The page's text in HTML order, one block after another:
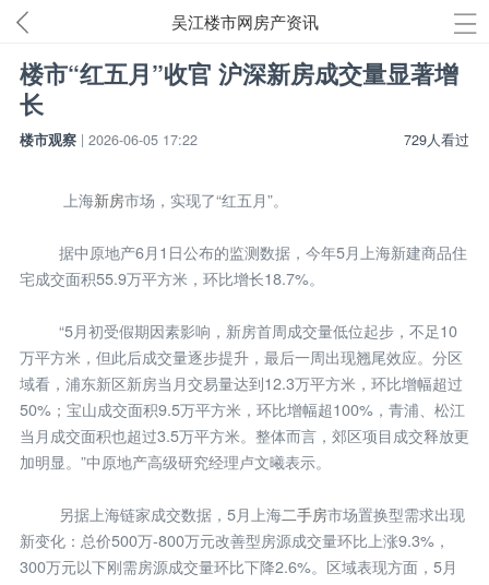
吴江楼市网房产资讯
楼市“红五月”收官 沪深新房成交量显著增
长
729人看过
楼市观察 | 2026-06-05 17:22
上海新房市场，实现了“红五月”。
据中原地产6月1日公布的监测数据，今年5月上海新建商品住
宅成交面积55.9万平方米，环比增长18.7%。
“5月初受假期因素影响，新房首周成交量低位起步，不足10
万平方米，但此后成交量逐步提升，最后一周出现翘尾效应。分区
域看，浦东新区新房当月交易量达到12.3万平方米，环比增幅超过
50%；宝山成交面积9.5万平方米，环比增幅超100%，青浦、松江
当月成交面积也超过3.5万平方米。整体而言，郊区项目成交释放更
加明显。”中原地产高级研究经理卢文曦表示。
另据上海链家成交数据，5月上海二手房市场置换型需求出现
新变化：总价500万-800万元改善型房源成交量环比上涨9.3%，
300万元以下刚需房源成交量环比下降2.6%。区域表现方面，5月